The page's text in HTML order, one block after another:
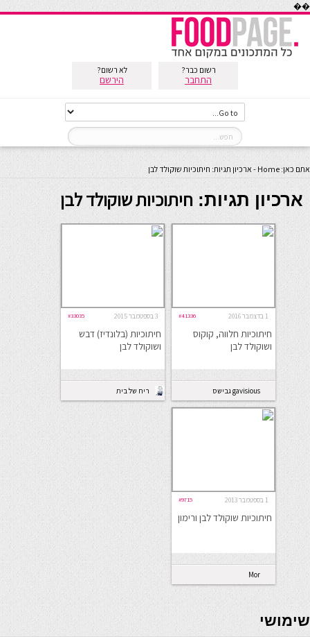
��
רשום כבר?
התחבר
לא רשום?
הירשם
אתם כאן: Home
- ארכיון תגיות: חיתוכיות שוקולד לבן
ארכיון תגיות: חיתוכיות שוקולד לבן
1 בדצמבר 2016 #41336
חיתוכיות חלווה, קוקוס
ושוקולד לבן
gavisious גבישס
3 בספטמבר 2015 #33035
חיתוכיות (בלונדיז) דבש
ושוקולד לבן
ריח של בית
1 בספטמבר 2013 #9715
חיתוכיות שוקולד לבן ורימון
Mor
seriöse online casinos österreich
שימושי